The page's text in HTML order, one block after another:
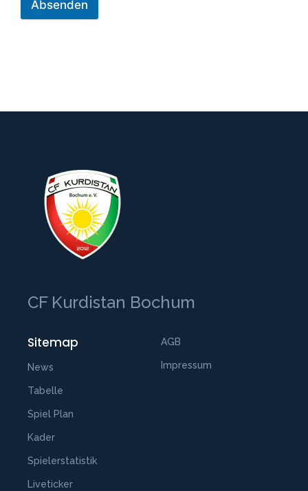
Absenden
CF Kurdistan Bochum
Sitemap
News
Tabelle
Spiel Plan
Kader
Spielerstatistik
Liveticker
AGB
Impressum